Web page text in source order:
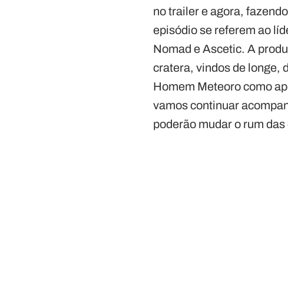
no trailer e agora,
episódio se referem ao
Nomad e Ascetic. A
cratera, vindos de longe,
Homem Meteoro como
vamos continuar
poderão mudar o rum das